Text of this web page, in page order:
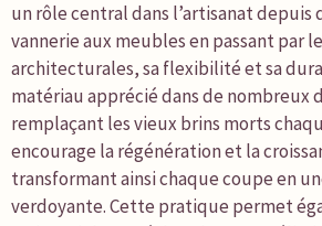
un rôle central dans l’artisanat depuis
vannerie aux meubles en passant par
architecturales, sa flexibilité et sa
matériau apprécié dans de nombreux
remplaçant les vieux brins morts
encourage la régénération et la
transformant ainsi chaque coupe en
verdoyante. Cette pratique permet